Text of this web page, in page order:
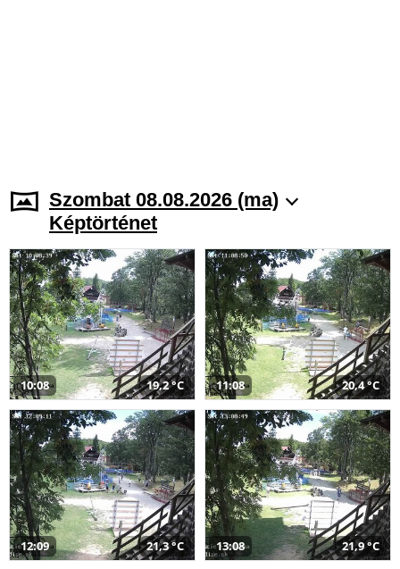
Szombat 08.08.2026 (ma)
Képtörténet
10:08 19,2 °C 11:08 20,4 °C
12:09 21,3 °C 13:08 21,9 °C